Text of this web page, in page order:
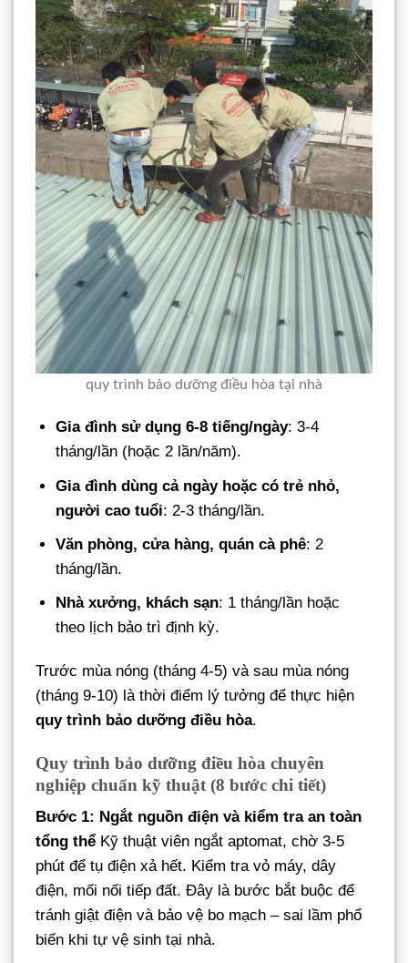
quy trình bảo dưỡng điều hòa tại nhà
Gia đình sử dụng 6-8 tiếng/ngày: 3-4
tháng/lần (hoặc 2 lần/năm).
Gia đình dùng cả ngày hoặc có trẻ nhỏ,
người cao tuổi: 2-3 tháng/lần.
Văn phòng, cửa hàng, quán cà phê: 2
tháng/lần.
Nhà xưởng, khách sạn: 1 tháng/lần hoặc
theo lịch bảo trì định kỳ.
Trước mùa nóng (tháng 4-5) và sau mùa nóng
(tháng 9-10) là thời điểm lý tưởng để thực hiện
quy trình bảo dưỡng điều hòa.
Quy trình bảo dưỡng điều hòa chuyên
nghiệp chuẩn kỹ thuật (8 bước chi tiết)
Bước 1: Ngắt nguồn điện và kiểm tra an toàn
tổng thể Kỹ thuật viên ngắt aptomat, chờ 3-5
phút để tụ điện xả hết. Kiểm tra vỏ máy, dây
điện, mối nối tiếp đất. Đây là bước bắt buộc để
tránh giật điện và bảo vệ bo mạch – sai lầm phổ
biến khi tự vệ sinh tại nhà.